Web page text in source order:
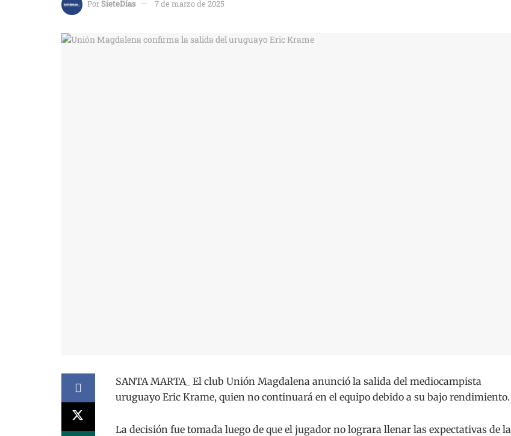
PorSieteDías 7 de marzo de 2025
SANTA MARTA_ El club Unión Magdalena anunció la salida del mediocampista
uruguayo Eric Krame, quien no continuará en el equipo debido a su bajo rendimiento.
La decisión fue tomada luego de que el jugador no lograra llenar las expectativas de la